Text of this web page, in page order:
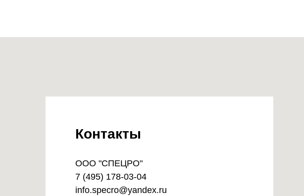
Контакты
OOO "СПЕЦРО"
7 (495) 178-03-04
info.specro@yandex.ru